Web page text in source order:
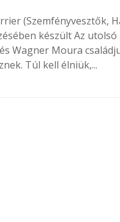
(Szemfényvesztők,
készült Az
Wagner Moura
Túl kell élniük,...